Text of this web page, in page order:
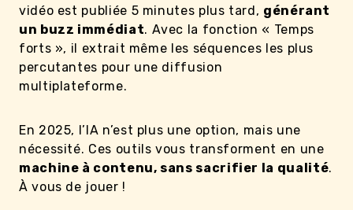
vidéo est publiée 5 minutes plus tard, générant
un buzz immédiat. Avec la fonction « Temps
forts », il extrait même les séquences les plus
percutantes pour une diffusion
multiplateforme.
En 2025, l’IA n’est plus une option, mais une
nécessité. Ces outils vous transforment en une
machine à contenu, sans sacrifier la qualité.
À vous de jouer !